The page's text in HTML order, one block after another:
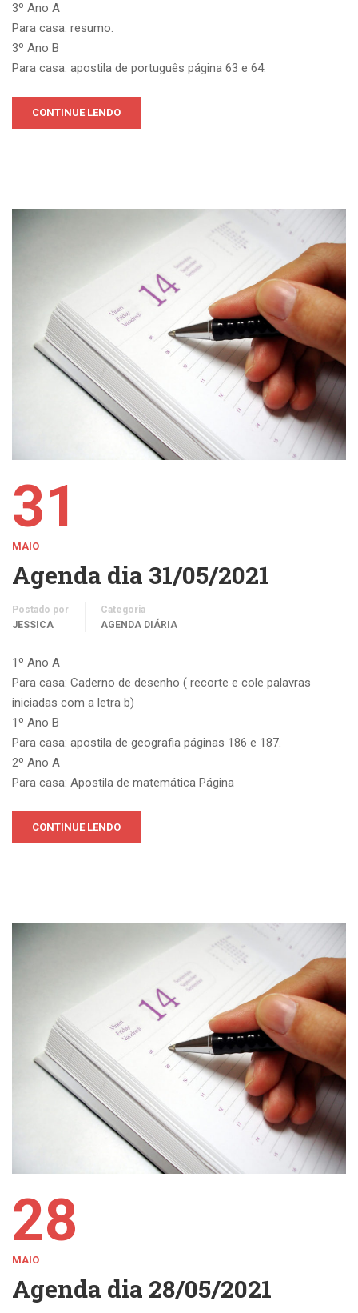
3º Ano A
Para casa: resumo.
3º Ano B
Para casa: apostila de português página 63 e 64.
CONTINUE LENDO
31
MAIO
Agenda dia 31/05/2021
Postado por
JESSICA
Categoria
AGENDA DIÁRIA
1º Ano A
Para casa: Caderno de desenho ( recorte e cole palavras
iniciadas com a letra b)
1º Ano B
Para casa: apostila de geografia páginas 186 e 187.
2º Ano A
Para casa: Apostila de matemática Página
CONTINUE LENDO
28
MAIO
Agenda dia 28/05/2021